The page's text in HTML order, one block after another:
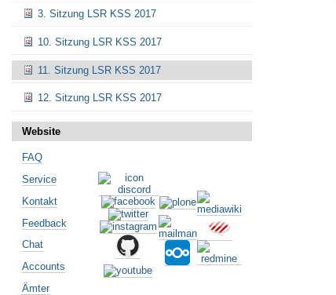
3. Sitzung LSR KSS 2017
10. Sitzung LSR KSS 2017
11. Sitzung LSR KSS 2017
12. Sitzung LSR KSS 2017
Website
FAQ
Service
Kontakt
Feedback
Chat
Accounts
Ämter